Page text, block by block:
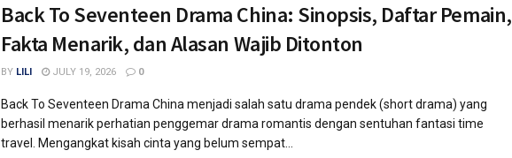
Back To Seventeen Drama China: Sinopsis, Daftar Pemain,
Fakta Menarik, dan Alasan Wajib Ditonton
BY LILI JULY 19, 2026 0
Back To Seventeen Drama China menjadi salah satu drama pendek (short drama) yang
berhasil menarik perhatian penggemar drama romantis dengan sentuhan fantasi time
travel. Mengangkat kisah cinta yang belum sempat...